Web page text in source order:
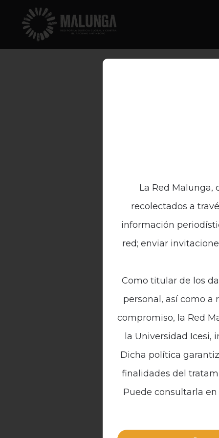
La Red Malunga,
recolectados a
información
red; enviar
Como titular de los
personal, así como a
compromiso, la Red
la Universidad Icesi,
Dicha política
finalidades del
Puede consultarla